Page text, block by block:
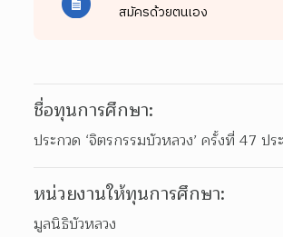
สมัครด้วยตนเอง
ชื่อทุนการศึกษา:
ประกวด ‘จิตรกรรมบัวหลวง’ ครั้งที่ 47 ปร
หน่วยงานให้ทุนการศึกษา:
มูลนิธิบัวหลวง